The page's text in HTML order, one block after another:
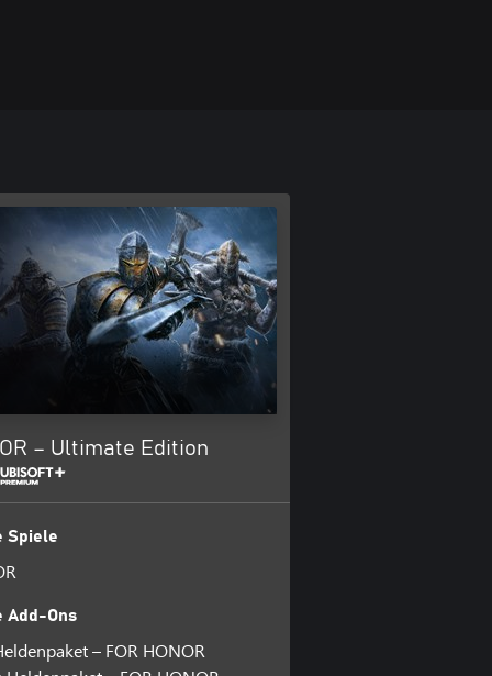
– Ultimate Edition
Spiele
Add-Ons
– FOR HONOR